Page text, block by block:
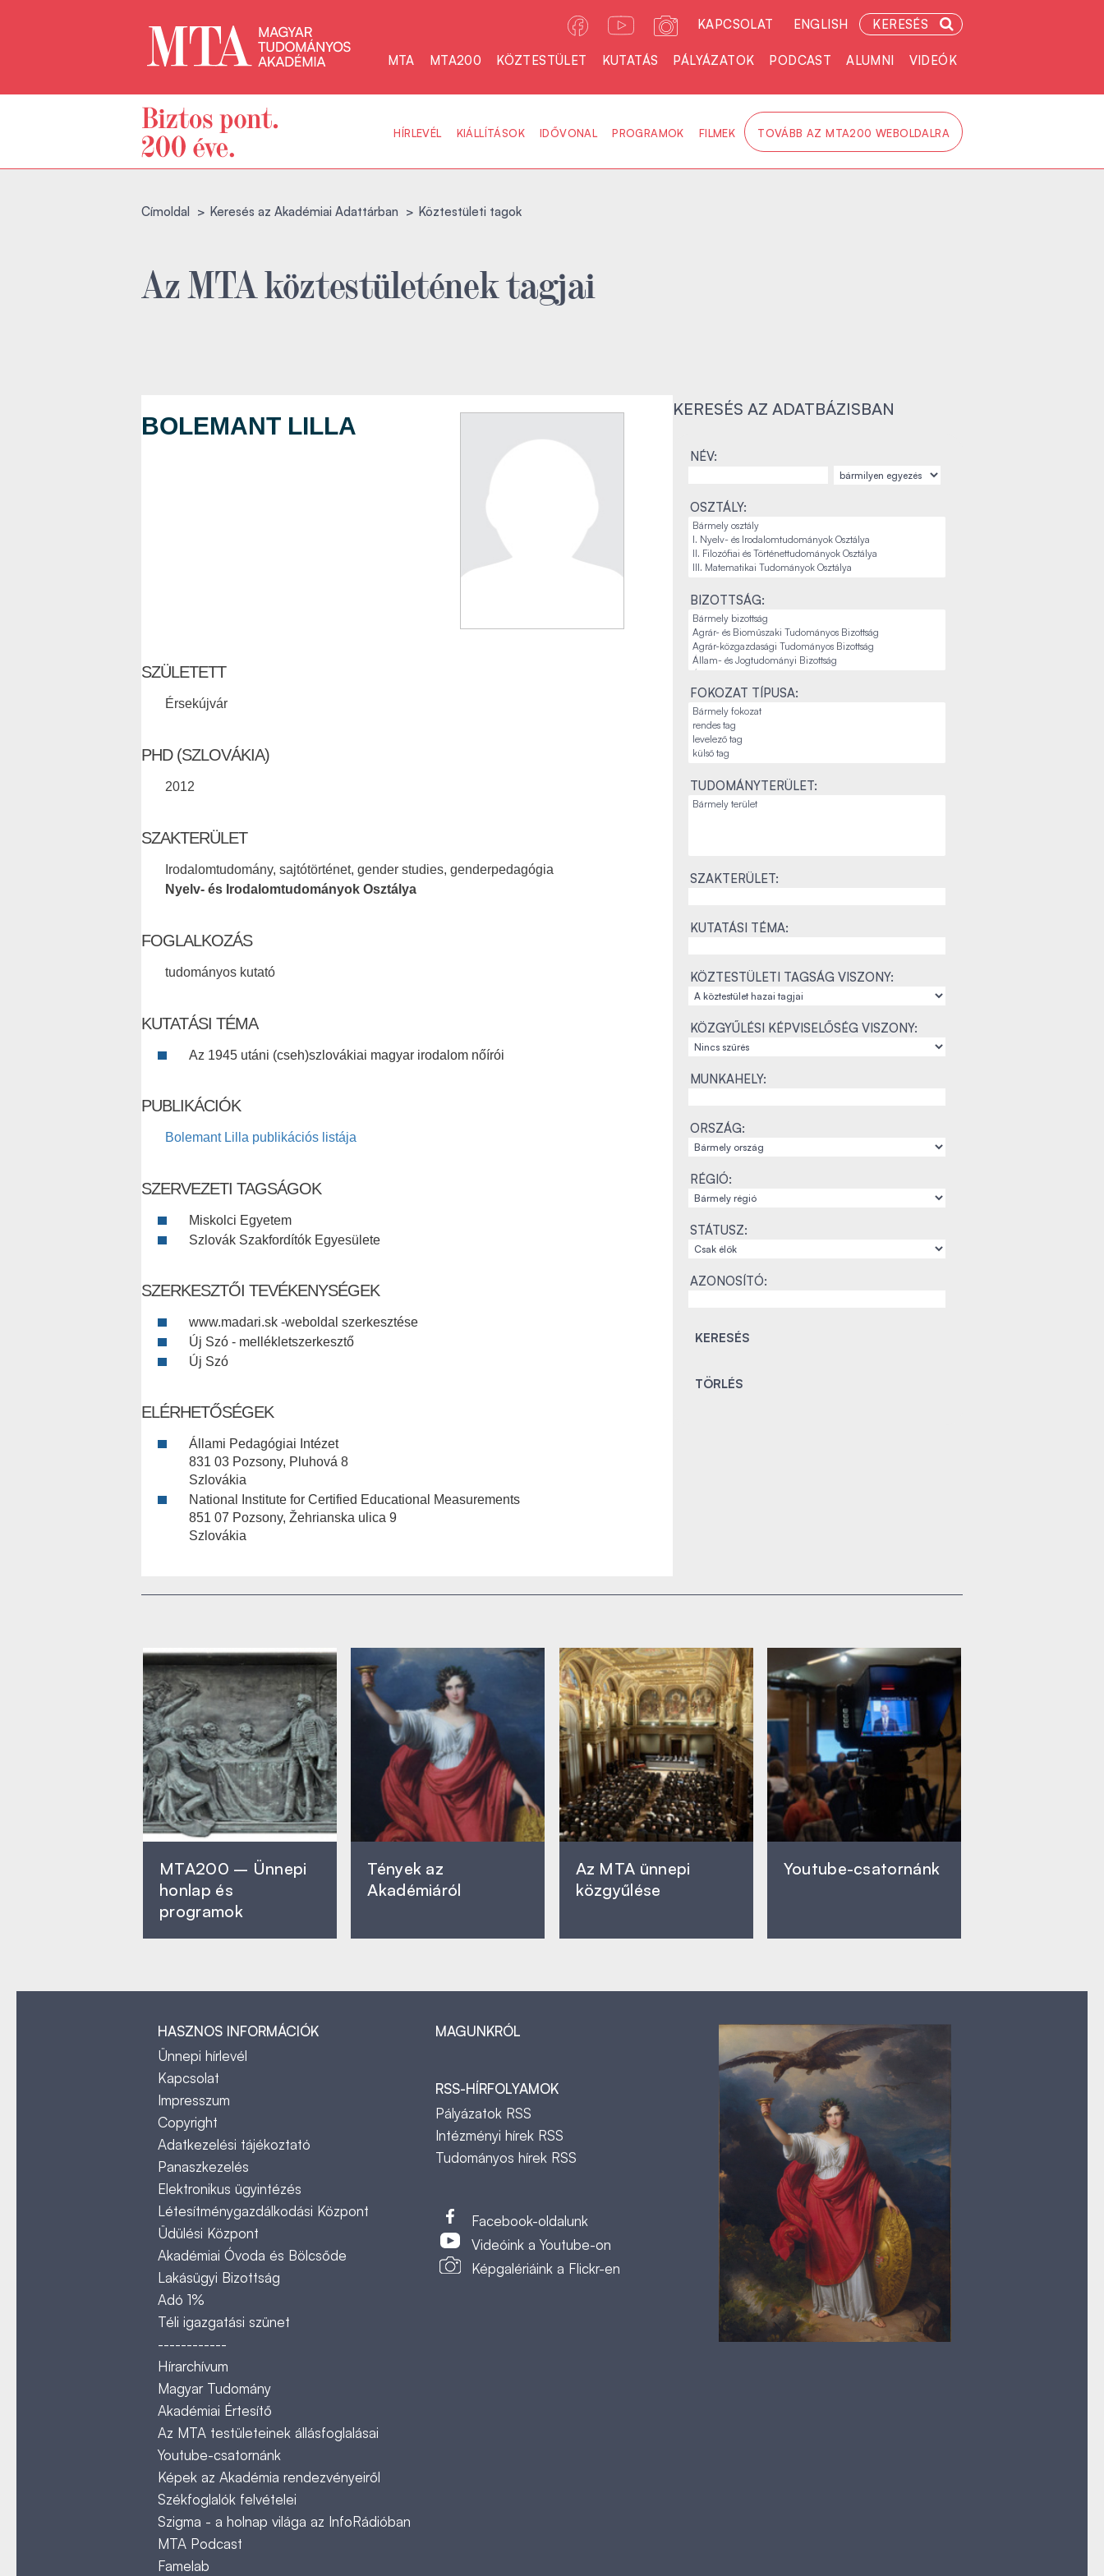
KAPCSOLAT ENGLISH KERESÉS
MTA MTA200 KÖZTESTÜLET KUTATÁS PÁLYÁZATOK PODCAST ALUMNI VIDEÓK
HÍRLEVÉL KIÁLLÍTÁSOK IDŐVONAL PROGRAMOK FILMEK TOVÁBB AZ MTA200 WEBOLDALRA
Címoldal Keresés az Akadémiai Adattárban Köztestületi tagok
Az MTA köztestületének tagjai
BOLEMANT LILLA
SZÜLETETT
Érsekújvár
PHD (SZLOVÁKIA)
2012
SZAKTERÜLET
Irodalomtudomány, sajtótörténet, gender studies, genderpedagógia
Nyelv- és Irodalomtudományok Osztálya
FOGLALKOZÁS
tudományos kutató
KUTATÁSI TÉMA
Az 1945 utáni (cseh)szlovákiai magyar irodalom nőírói
PUBLIKÁCIÓK
Bolemant Lilla publikációs listája
SZERVEZETI TAGSÁGOK
Miskolci Egyetem
Szlovák Szakfordítók Egyesülete
SZERKESZTŐI TEVÉKENYSÉGEK
www.madari.sk -weboldal szerkesztése
Új Szó - mellékletszerkesztő
Új Szó
ELÉRHETŐSÉGEK
Állami Pedagógiai Intézet
831 03 Pozsony, Pluhová 8
Szlovákia
National Institute for Certified Educational Measurements
851 07 Pozsony, Žehrianska ulica 9
Szlovákia
KERESÉS AZ ADATBÁZISBAN
NÉV:
OSZTÁLY:
BIZOTTSÁG:
FOKOZAT TÍPUSA:
TUDOMÁNYTERÜLET:
SZAKTERÜLET:
KUTATÁSI TÉMA:
KÖZTESTÜLETI TAGSÁG VISZONY:
KÖZGYŰLÉSI KÉPVISELŐSÉG VISZONY:
MUNKAHELY:
ORSZÁG:
RÉGIÓ:
STÁTUSZ:
AZONOSÍTÓ:
MTA200 – Ünnepi
honlap és
programok
Tények az
Akadémiáról
Az MTA ünnepi
közgyűlése
Youtube-csatornánk
HASZNOS INFORMÁCIÓK
Ünnepi hírlevél
Kapcsolat
Impresszum
Copyright
Adatkezelési tájékoztató
Panaszkezelés
Elektronikus ügyintézés
Létesítménygazdálkodási Központ
Üdülési Központ
Akadémiai Óvoda és Bölcsőde
Lakásügyi Bizottság
Adó 1%
Téli igazgatási szünet
------------
Hírarchívum
Magyar Tudomány
Akadémiai Értesítő
Az MTA testületeinek állásfoglalásai
Youtube-csatornánk
Képek az Akadémia rendezvényeiről
Székfoglalók felvételei
Szigma - a holnap világa az InfoRádióban
MTA Podcast
Famelab
MAGUNKRÓL
RSS-HÍRFOLYAMOK
Pályázatok RSS
Intézményi hírek RSS
Tudományos hírek RSS
Facebook-oldalunk
Videóink a Youtube-on
Képgalériáink a Flickr-en